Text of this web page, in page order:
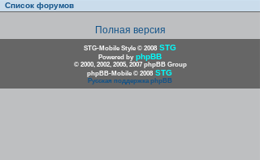
Список форумов
Полная версия
STG-Mobile Style © 2008 STG
Powered by phpBB
© 2000, 2002, 2005, 2007 phpBB Group
phpBB-Mobile © 2008 STG
Русская поддержка phpBB